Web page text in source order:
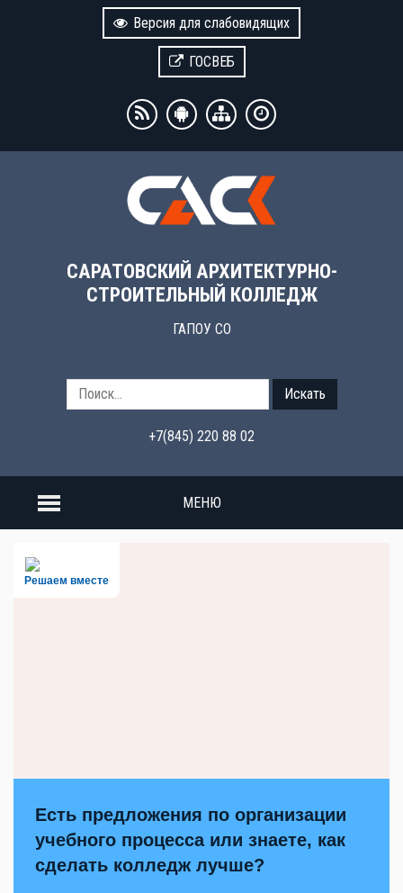
Версия для слабовидящих
ГОСВЕБ
САРАТОВСКИЙ АРХИТЕКТУРНО-
СТРОИТЕЛЬНЫЙ КОЛЛЕДЖ
ГАПОУ СО
Искать
+7(845) 220 88 02
МЕНЮ
Решаем вместе
Есть предложения по организации
учебного процесса или знаете, как
сделать колледж лучше?